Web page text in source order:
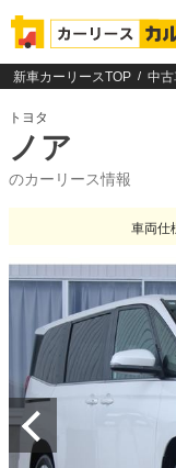
新車カーリースTOP 中
トヨタ
ノア
のカーリース情報
車両仕